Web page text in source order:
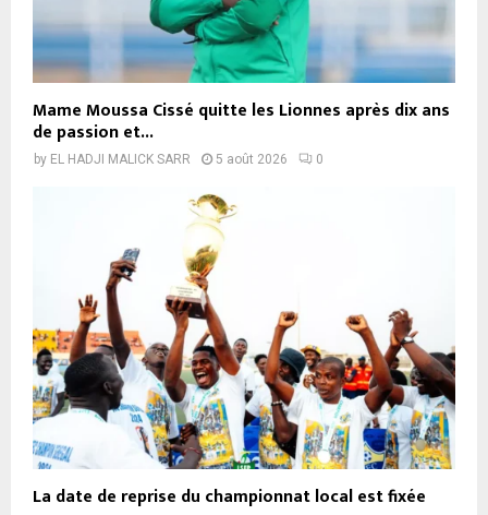
Mame Moussa Cissé quitte les Lionnes après dix ans
de passion et...
by EL HADJI MALICK SARR 5 août 2026 0
La date de reprise du championnat local est fixée